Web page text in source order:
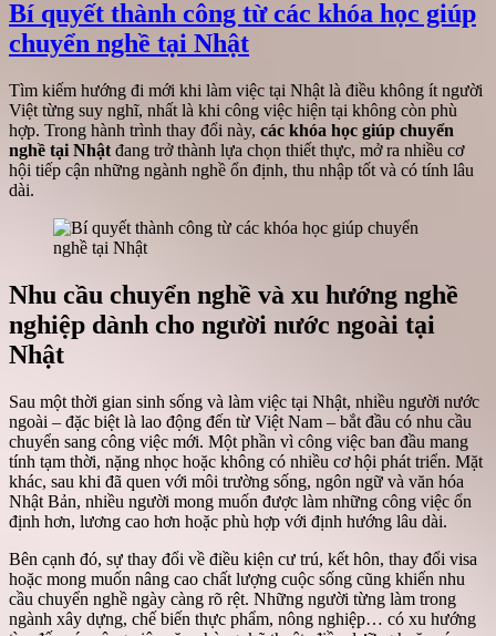
Bí quyết thành công từ các khóa học giúp
chuyển nghề tại Nhật
Tìm kiếm hướng đi mới khi làm việc tại Nhật là điều không ít người
Việt từng suy nghĩ, nhất là khi công việc hiện tại không còn phù
hợp. Trong hành trình thay đổi này, các khóa học giúp chuyển
nghề tại Nhật đang trở thành lựa chọn thiết thực, mở ra nhiều cơ
hội tiếp cận những ngành nghề ổn định, thu nhập tốt và có tính lâu
dài.
Nhu cầu chuyển nghề và xu hướng nghề
nghiệp dành cho người nước ngoài tại
Nhật
Sau một thời gian sinh sống và làm việc tại Nhật, nhiều người nước
ngoài – đặc biệt là lao động đến từ Việt Nam – bắt đầu có nhu cầu
chuyển sang công việc mới. Một phần vì công việc ban đầu mang
tính tạm thời, nặng nhọc hoặc không có nhiều cơ hội phát triển. Mặt
khác, sau khi đã quen với môi trường sống, ngôn ngữ và văn hóa
Nhật Bản, nhiều người mong muốn được làm những công việc ổn
định hơn, lương cao hơn hoặc phù hợp với định hướng lâu dài.
Bên cạnh đó, sự thay đổi về điều kiện cư trú, kết hôn, thay đổi visa
hoặc mong muốn nâng cao chất lượng cuộc sống cũng khiến nhu
cầu chuyển nghề ngày càng rõ rệt. Những người từng làm trong
ngành xây dựng, chế biến thực phẩm, nông nghiệp… có xu hướng